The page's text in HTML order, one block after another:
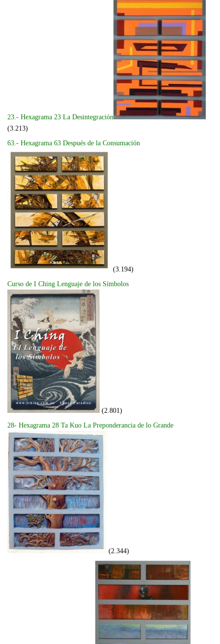
23.- Hexagrama 23 La Desintegración
(3.213)
63.- Hexagrama 63 Después de la Consumación
(3.194)
Curso de I Ching Lenguaje de los Símbolos
(2.801)
28- Hexagrama 28 Ta Kuo La Preponderancia de lo Grande
(2.344)